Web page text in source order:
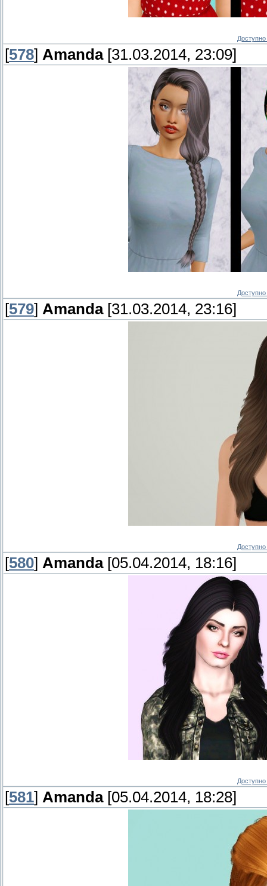
[578] Amanda[31.03.2014, 23:09]
[579] Amanda[31.03.2014, 23:16]
[580] Amanda[05.04.2014, 18:16]
[581] Amanda[05.04.2014, 18:28]